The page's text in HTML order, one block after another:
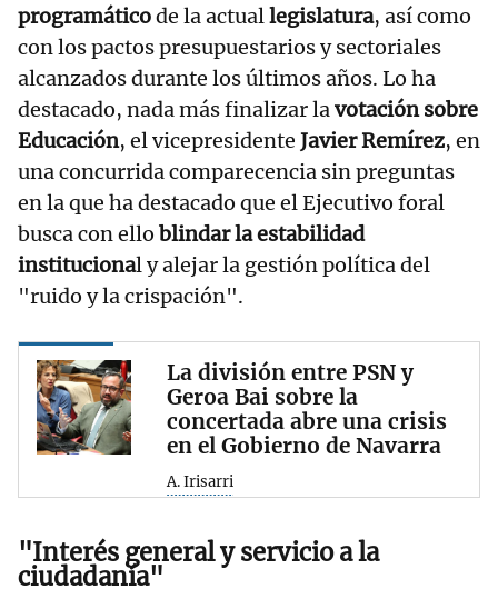
programáticode la actuallegislatura, así como
con los pactos presupuestarios y sectoriales
alcanzados durante los últimos años. Lo ha
destacado, nada más finalizar lavotación sobre
Educación, el vicepresidente Javier Remírez, en
una concurrida comparecencia sin preguntas
en la que ha destacado que el Ejecutivo foral
busca con ello blindar la estabilidad
institucional y alejar la gestión política del
"ruido y la crispación".
La división entre PSN y
Geroa Bai sobre la
concertada abre una crisis
en el Gobierno de Navarra
A. Irisarri
"Interés general y servicio a la
ciudadanía"